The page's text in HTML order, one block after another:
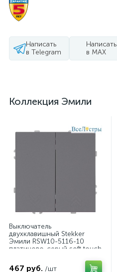
Написать
в Telegram
Написать
в MAX
Коллекция Эмили
Выключатель
двухклавишный Stekker
Эмили RSW10-5116-10
платиново-серый soft touch
467 руб. /шт